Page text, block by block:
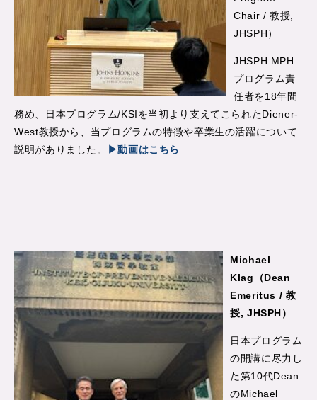
Chair / 教授,
JHSPH）
JHSPH MPH
プログラム責
任者を18年間
務め、日本プログラム/KSIを当初より支えてこられたDiener-
West教授から、当プログラムの特徴や卒業生の活躍について
説明がありました。
▶動画はこちら
Michael
Klag （Dean
Emeritus / 教
授, JHSPH）
日本プログラム
の開講に尽力し
た第10代Dean
のMichael